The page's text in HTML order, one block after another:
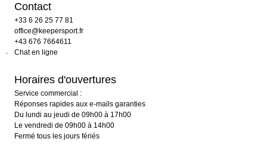
Contact
+33 6 26 25 77 81
office@keepersport.fr
+43 676 7664611
Chat en ligne
Horaires d'ouvertures
Service commercial :
Réponses rapides aux e-mails garanties
Du lundi au jeudi de 09h00 à 17h00
Le vendredi de 09h00 à 14h00
Fermé tous les jours fériés